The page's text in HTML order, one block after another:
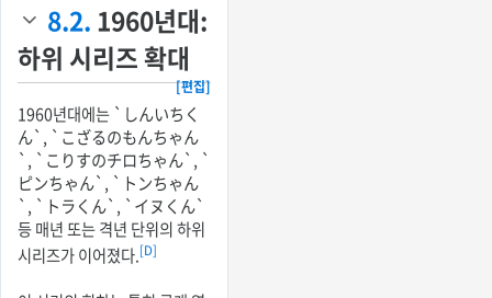
8.2. 1960년대:
하위 시리즈 확대
[편집]
1960년대에는 `しんいちく
ん`, `こざるのもんちゃん
`, `こりすのチロちゃん`, `
ピンちゃん`, `トンちゃん
`, `トラくん`, `イヌくん`
등 매년 또는 격년 단위의 하위
시리즈가 이어졌다.[D]